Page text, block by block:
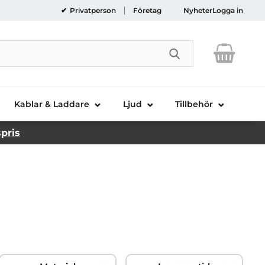
Privatperson Företag NyheterLogga in
Genomför
Kablar & Laddare Ljud Tillbehör